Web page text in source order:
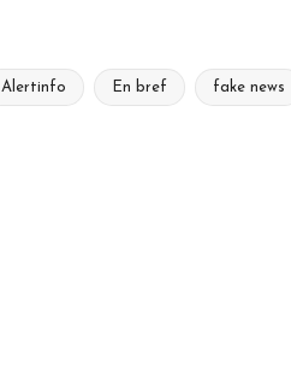
Alertinfo En bref fake news